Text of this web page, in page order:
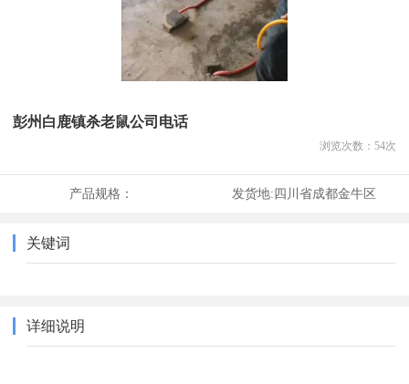
彭州白鹿镇杀老鼠公司电话
浏览次数： 54次
产品规格： 发货地:四川省成都金牛区
关键词
详细说明